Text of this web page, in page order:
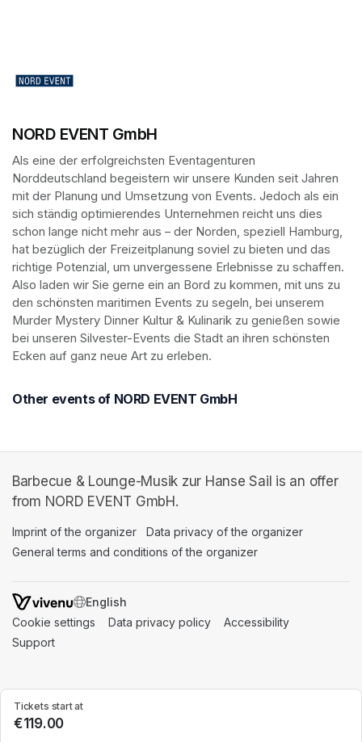
Tickets start at
€119.00
NORD EVENT GmbH
Als eine der erfolgreichsten Eventagenturen
Norddeutschland begeistern wir unsere Kunden seit Jahren
mit der Planung und Umsetzung von Events. Jedoch als ein
sich ständig optimierendes Unternehmen reicht uns dies
schon lange nicht mehr aus – der Norden, speziell Hamburg,
hat bezüglich der Freizeitplanung soviel zu bieten und das
richtige Potenzial, um unvergessene Erlebnisse zu schaffen.
Also laden wir Sie gerne ein an Bord zu kommen, mit uns zu
den schönsten maritimen Events zu segeln, bei unserem
Murder Mystery Dinner Kultur & Kulinarik zu genießen sowie
bei unseren Silvester-Events die Stadt an ihren schönsten
Ecken auf ganz neue Art zu erleben.
Other events of NORD EVENT GmbH
Barbecue & Lounge-Musik zur Hanse Sail is an offer
from NORD EVENT GmbH.
Imprint of the organizer (opens in a new tab)
Data privacy of the organizer
General terms and conditions of the organizer
SWITCH LANGUAGE
Cookie settings (opens in a new tab)
Data privacy policy (opens in a new tab)
Accessibility
Support